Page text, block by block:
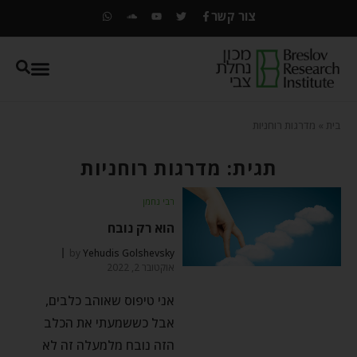
צור קשר
בית מדרגות רוחניות
תגית: מדרגות רוחניות
רבי נחמן
הוא רק נובח
byYehudis Golshevsky
אוקטובר 2, 2022
אני טיפוס שאוהב כלבים,
אבל כששמעתי את הכלב
הזה נובח מלמעלה זה לא